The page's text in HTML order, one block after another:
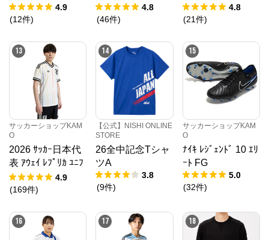
ンティックユニフ
ォーム
4.9
(12件)
ロ EH
4.8
(46件)
G JAPAN 4.8
(21件)
13
サッカーショップKAM
O
2026 ｻｯｶｰ日本代
表 ｱｳｪｲ ﾚﾌﾟﾘｶ ﾕﾆﾌ
ｫｰﾑ
4.9
(169件)
14
【公式】NISHI ONLINE
STORE
26全中記念Tシャ
ツA
3.8
(9件)
15
サッカーショップKAM
O
ﾅｲｷ ﾚｼﾞｪﾝﾄﾞ 10 ｴﾘ
ｰﾄ FG
5.0
(32件)
16 17 18